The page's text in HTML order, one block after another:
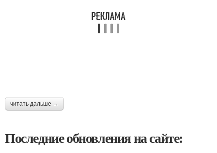
читать дальше →
Последние обновления на сайте: